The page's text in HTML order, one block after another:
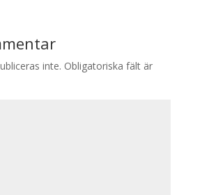
inte. Obligatoriska fält är